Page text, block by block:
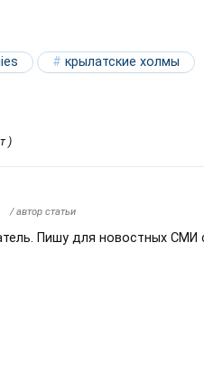
крылатские холмы
)
/ автор статьи
Пишу для новостных СМИ